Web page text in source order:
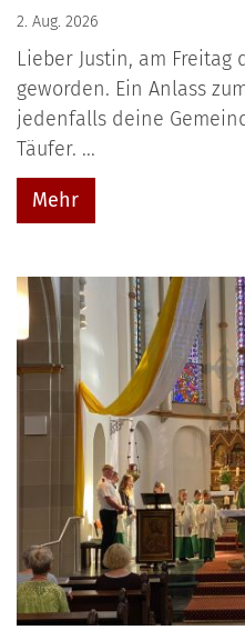
2. Aug. 2026
Lieber Justin, am Freitag
geworden. Ein Anlass
jedenfalls deine
Täufer. ...
Mehr